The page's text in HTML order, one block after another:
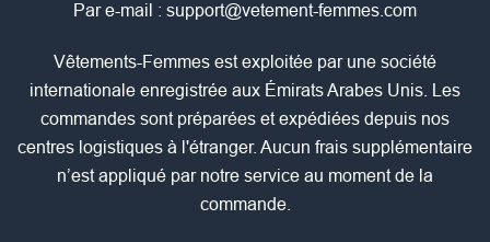
Par e-mail : support@vetement-femmes.com
Vêtements-Femmes est exploitée par une société
internationale enregistrée aux Émirats Arabes Unis. Les
commandes sont préparées et expédiées depuis nos
centres logistiques à l'étranger. Aucun frais supplémentaire
n’est appliqué par notre service au moment de la
commande.